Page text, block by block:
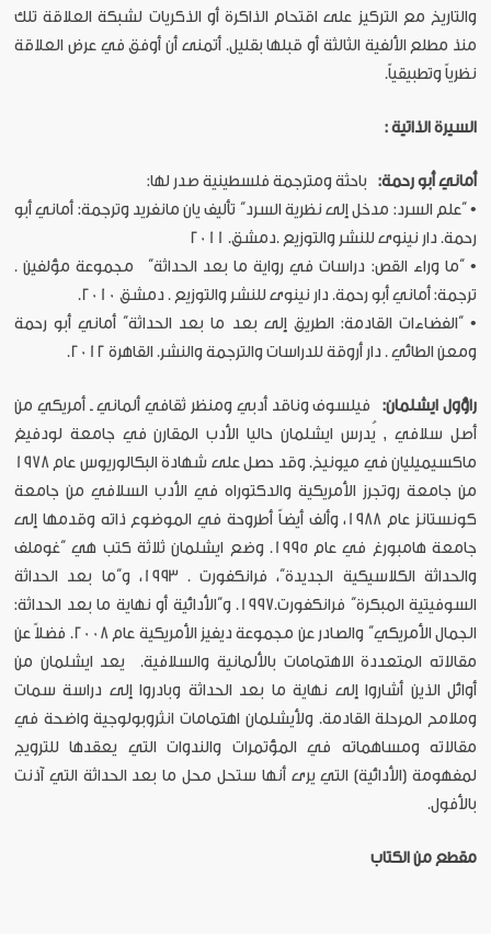
والتاريخ مع التركيز على اقتحام الذاكرة أو الذكريات لشبكة العلاقة تلك
منذ مطلع الألفية الثالثة أو قبلها بقليل. أتمنى أن أوفق في عرض العلاقة
نظرياً وتطبيقياً.
السيرة الذاتية :
أماني أبو رحمة: باحثة ومترجمة فلسطينية صدر لها:
• “علم السرد: مدخل إلى نظرية السرد” تأليف يان مانفريد وترجمة: أماني أبو
رحمة. دار نينوى للنشر والتوزيع .دمشق. 2011
• “ما وراء القص: دراسات في رواية ما بعد الحداثة” مجموعة مؤلفين .
ترجمة: أماني أبو رحمة. دار نينوى للنشر والتوزيع . دمشق 2010.
• “الفضاءات القادمة: الطريق إلى بعد ما بعد الحداثة” أماني أبو رحمة
ومعن الطائي . دار أروقة للدراسات والترجمة والنشر. القاهرة 2012.
راؤول ايشلمان: فيلسوف وناقد أدبي ومنظر ثقافي ألماني ـ أمريكي من
أصل سلافي , يُدرس ايشلمان حاليا الأدب المقارن في جامعة لودفيغ
ماكسيميليان في ميونيخ. وقد حصل على شهادة البكالوريوس عام 1978
من جامعة روتجرز الأمريكية والدكتوراه في الأدب السلافي من جامعة
كونستانز عام 1988، وألف أيضاً أطروحة في الموضوع ذاته وقدمها إلى
جامعة هامبورغ في عام 1995. وضع ايشلمان ثلاثة كتب هي “غوملف
والحداثة الكلاسيكية الجديدة”، فرانكفورت . 1993، و”ما بعد الحداثة
السوفيتية المبكرة” فرانكفورت.1997. و“الأدائية أو نهاية ما بعد الحداثة:
الجمال الأمريكي” والصادر عن مجموعة ديفيز الأمريكية عام 2008. فضلاً عن
مقالاته المتعددة الاهتمامات بالألمانية والسلافية. يعد ايشلمان من
أوائل الذين أشاروا إلى نهاية ما بعد الحداثة وبادروا إلى دراسة سمات
وملامح المرحلة القادمة. ولأيشلمان اهتمامات انثروبولوجية واضحة في
مقالاته ومساهماته في المؤتمرات والندوات التي يعقدها للترويج
لمفهومة (الأدائية) التي يرى أنها ستحل محل ما بعد الحداثة التي آذنت
بالأفول.
مقطع من الكتاب